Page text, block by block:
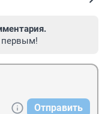
первым!
Отправить